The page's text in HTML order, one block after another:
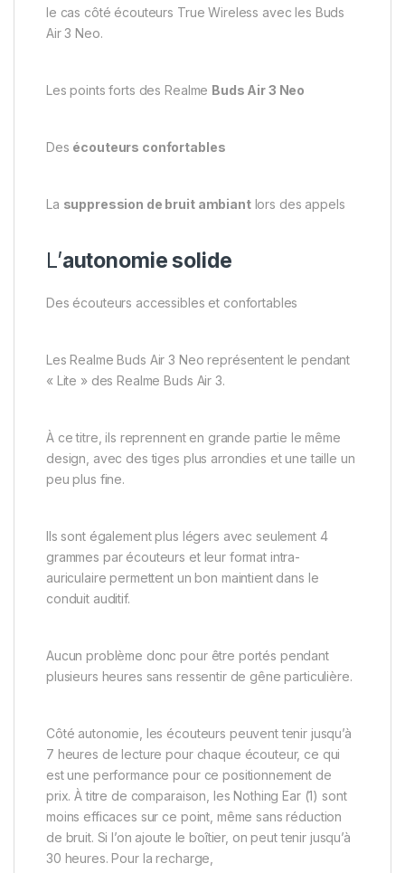
le cas côté écouteurs True Wireless avec les Buds
Air 3 Neo.
Les points forts des Realme Buds Air 3 Neo
Des écouteurs confortables
La suppression de bruit ambiantlors des appels
L’autonomie solide
Des écouteurs accessibles et confortables
Les Realme Buds Air 3 Neo représentent le pendant
« Lite » des Realme Buds Air 3.
À ce titre, ils reprennent en grande partie le même
design, avec des tiges plus arrondies et une taille un
peu plus fine.
Ils sont également plus légers avec seulement 4
grammes par écouteurs et leur format intra-
auriculaire permettent un bon maintient dans le
conduit auditif.
Aucun problème donc pour être portés pendant
plusieurs heures sans ressentir de gêne particulière.
Côté autonomie, les écouteurs peuvent tenir jusqu’à
7 heures de lecture pour chaque écouteur, ce qui
est une performance pour ce positionnement de
prix. À titre de comparaison, les Nothing Ear (1) sont
moins efficaces sur ce point, même sans réduction
de bruit. Si l’on ajoute le boîtier, on peut tenir jusqu’à
30 heures. Pour la recharge,